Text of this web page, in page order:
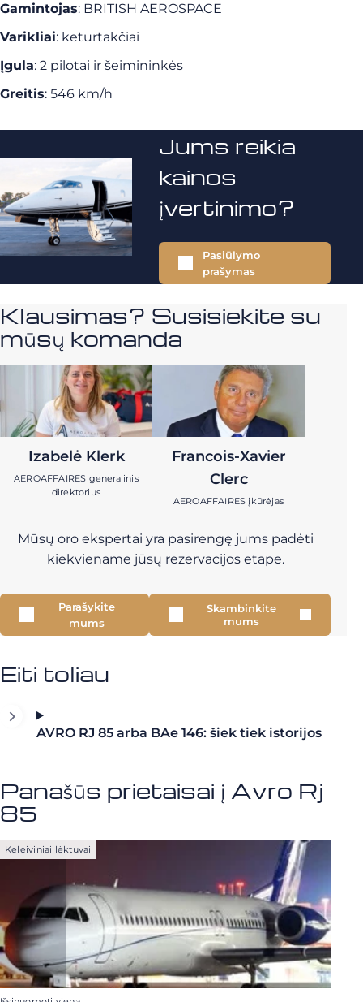
Gamintojas: BRITISH AEROSPACE
Varikliai: keturtakčiai
Įgula: 2 pilotai ir šeimininkės
Greitis: 546 km/h
Jums reikia
kainos
įvertinimo?
Pasiūlymo
prašymas
Klausimas? Susisiekite su
mūsų komanda
Izabelė Klerk
AEROAFFAIRES generalinis
direktorius
Francois-Xavier
Clerc
AEROAFFAIRES įkūrėjas
Mūsų oro ekspertai yra pasirengę jums padėti
kiekviename jūsų rezervacijos etape.
Parašykite
mums
Skambinkite
mums
Eiti toliau
AVRO RJ 85 arba BAe 146: šiek tiek istorijos
Panašūs prietaisai į Avro Rj
85
Keleiviniai lėktuvai